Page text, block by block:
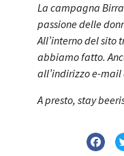
La campagna
passione delle
All’interno del sito
abbiamo fatto.
all’indirizzo e-
A presto, stay